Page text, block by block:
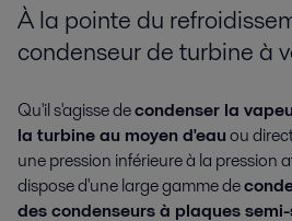
À la pointe du
condenseur de turbine à
Qu'il s'agisse decondenser la
la turbine au moyen d'eauou
une pression inférieure à la pression
dispose d'une large gamme de
des condenseurs à plaques